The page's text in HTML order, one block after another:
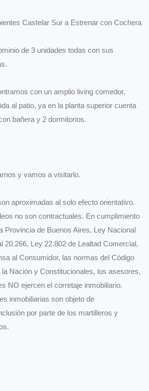
Castelar Sur a Estrenar con Cochera
de 3 unidades todas con sus
con un amplio living comedor,
al patio, ya en la planta superior cuenta
bañera y 2 dormitorios.
y vamos a visitarlo.
aproximadas al solo efecto orientativo.
no son contractuales. En cumplimiento
Provincia de Buenos Aires, Ley Nacional
20.266, Ley 22.802 de Lealtad Comercial,
al Consumidor, las normas del Código
Nación y Constitucionales, los asesores,
NO ejercen el corretaje inmobiliario.
inmobiliarias son objeto de
por parte de los martilleros y